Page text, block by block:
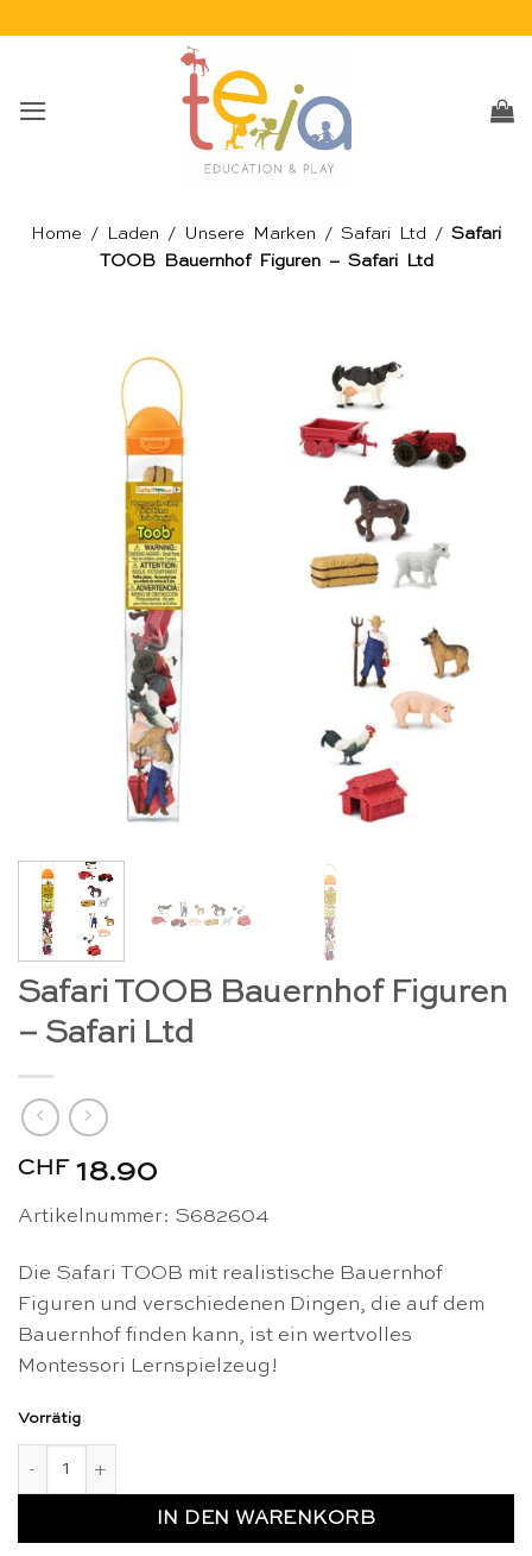
Home / Laden / Unsere Marken / Safari Ltd / Safari
TOOB Bauernhof Figuren – Safari Ltd
Safari TOOB Bauernhof Figuren
– Safari Ltd
CHF 18.90
Artikelnummer: S682604
Die Safari TOOB mit realistische Bauernhof
Figuren und verschiedenen Dingen, die auf dem
Bauernhof finden kann, ist ein wertvolles
Montessori Lernspielzeug!
Vorrätig
IN DEN WARENKORB